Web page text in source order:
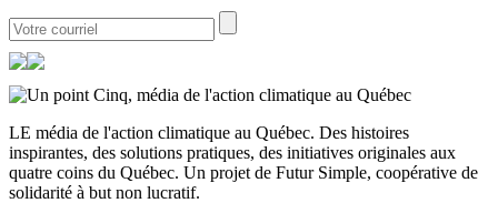
LE média de l'action climatique au Québec. Des histoires
inspirantes, des solutions pratiques, des initiatives originales aux
quatre coins du Québec. Un projet de Futur Simple, coopérative de
solidarité à but non lucratif.